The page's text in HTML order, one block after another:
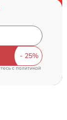
c политикой